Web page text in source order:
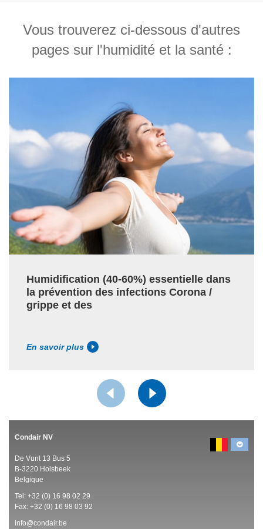
Vous trouverez ci-dessous d'autres
pages sur l'humidité et la santé :
Humidification (40-60%) essentielle dans
la prévention des infections Corona /
grippe et des
En savoir plus
Condair NV
De Vunt 13 Bus 5
B-3220 Holsbeek
Belgique
Tel: +32 (0) 16 98 02 29
Fax: +32 (0) 16 98 03 92
info@condair.be